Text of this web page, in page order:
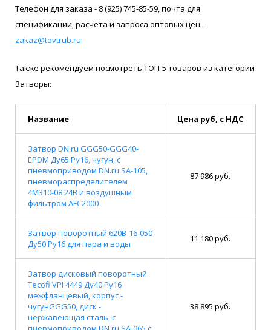
Телефон для заказа - 8 (925) 745-85-59, почта для
спецификации, расчета и запроса оптовых цен -
zakaz@tovtrub.ru.
Также рекомендуем посмотреть ТОП-5 товаров из категории
Затворы:
Название Цена руб, с НДС
Затвор DN.ru GGG50-GGG40-
EPDM Ду65 Ру16, чугун, с
пневмоприводом DN.ru SA-105,
пневмораспределителем
4M310-08 24В и воздушным
фильтром AFC2000
87 986 руб.
Затвор поворотный 620B-16-050
Ду50 Ру16 для пара и воды
11 180 руб.
Затвор дисковый поворотный
Tecofi VPI 4449 Ду40 Ру16
межфланцевый, корпус -
чугунGGG50, диск -
нержавеющая сталь, с
38 895 руб.